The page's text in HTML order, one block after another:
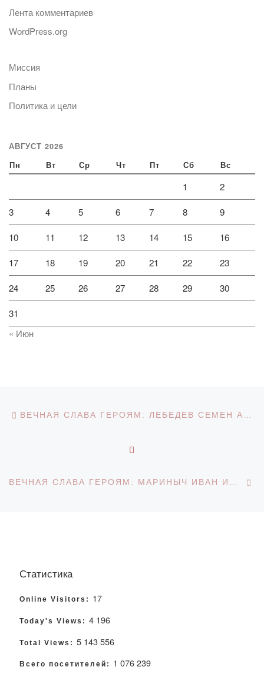
Лента комментариев
WordPress.org
Миссия
Планы
Политика и цели
АВГУСТ 2026
Пн Вт Ср Чт Пт Сб Вс
1 2
3 4 5 6 7 8 9
10 11 12 13 14 15 16
17 18 19 20 21 22 23
24 25 26 27 28 29 30
31
« Июн
Навигация по записям ВЕЧНАЯ СЛАВА ГЕРОЯМ: ЛЕБЕДЕВ СЕМЕН АНДРИАНОВИЧ
ВЕЧНАЯ СЛАВА ГЕРОЯМ: МАРИНЫЧ ИВАН ИВАНОВИЧ
Статистика
Online Visitors: 17
Today's Views: 4 196
Total Views: 5 143 556
Всего посетителей: 1 076 239